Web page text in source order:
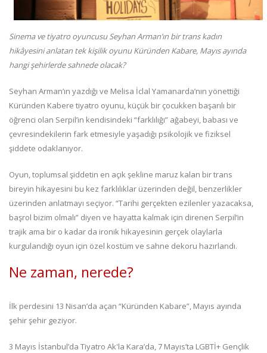
Sinema ve tiyatro oyuncusu Seyhan Arman’ın bir trans kadın
hikâyesini anlatan tek kişilik oyunuKüründen Kabare, Mayıs ayında
hangi şehirlerde sahnede olacak?
Seyhan Arman’ın yazdığı ve Melisa İclal Yamanarda’nın yönettiği
Küründen Kabere tiyatro oyunu, küçük bir çocukken başarılı bir
öğrenci olan Serpil’in kendisindeki “farklılığı” ağabeyi, babası ve
çevresindekilerin fark etmesiyle yaşadığı psikolojik ve fiziksel
şiddete odaklanıyor.
Oyun, toplumsal şiddetin en açık şekline maruz kalan bir trans
bireyin hikayesini bu kez farklılıklar üzerinden değil, benzerlikler
üzerinden anlatmayı seçiyor. “Tarihi gerçekten ezilenler yazacaksa,
başrol bizim olmalı” diyen ve hayatta kalmak için direnen Serpil’in
trajik ama bir o kadar da ironik hikayesinin gerçek olaylarla
kurgulandığı oyun için özel kostüm ve sahne dekoru hazırlandı.
Ne zaman, nerede?
İlk perdesini 13 Nisan’da açan “Küründen Kabare”, Mayıs ayında
şehir şehir geziyor.
3 Mayıs İstanbul’da Tiyatro Ak'la Kara’da, 7 Mayıs’ta LGBTİ+ Gençlik